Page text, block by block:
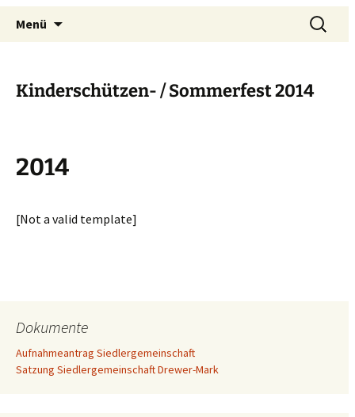
Siedlergemeinschaft Drewer-
Mark
Menü
Kinderschützen- / Sommerfest 2014
2014
[Not a valid template]
Dokumente
Aufnahmeantrag Siedlergemeinschaft
Satzung Siedlergemeinschaft Drewer-Mark